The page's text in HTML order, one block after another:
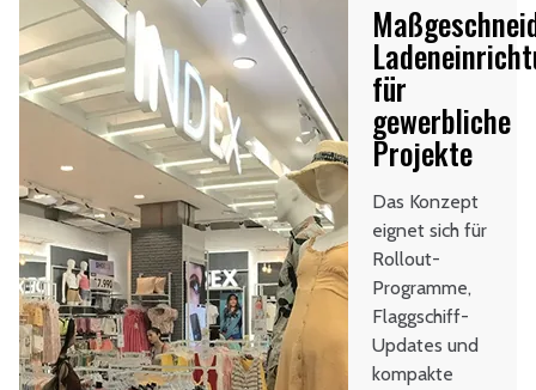
für
gewerbliche
Projekte
Das Konzept
eignet sich für
Rollout-
Programme,
Flaggschiff-
Updates und
kompakte